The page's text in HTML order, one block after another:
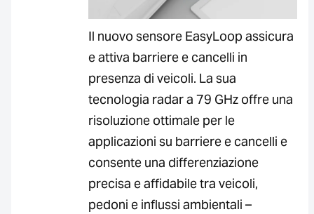
Il nuovo sensore EasyLoop assicura
e attiva barriere e cancelli in
presenza di veicoli. La sua
tecnologia radar a 79 GHz offre una
risoluzione ottimale per le
applicazioni su barriere e cancelli e
consente una differenziazione
precisa e affidabile tra veicoli,
pedoni e influssi ambientali –